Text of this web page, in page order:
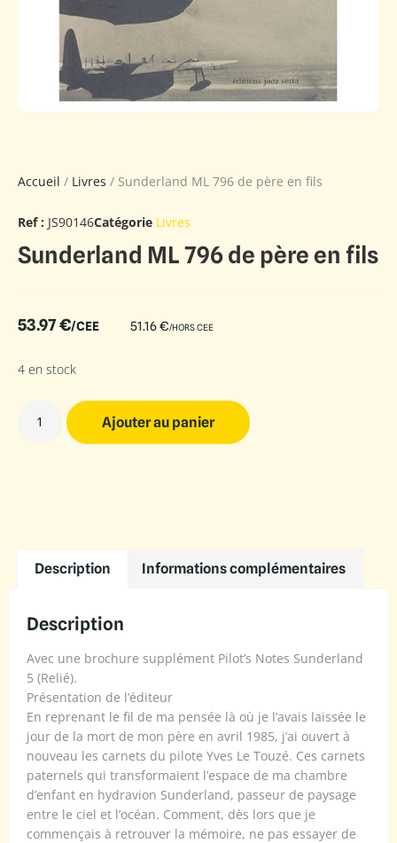
Accueil / Livres / Sunderland ML 796 de père en fils
Ref : JS90146Catégorie Livres
Sunderland ML 796 de père en fils
53.97€/CEE 51.16€/HORS CEE
4 en stock
Ajouter au panier
Description Informations complémentaires
Description
Avec une brochure supplément Pilot’s Notes Sunderland
5 (Relié).
Présentation de l’éditeur
En reprenant le fil de ma pensée là où je l’avais laissée le
jour de la mort de mon père en avril 1985, j’ai ouvert à
nouveau les carnets du pilote Yves Le Touzé. Ces carnets
paternels qui transformaient l’espace de ma chambre
d’enfant en hydravion Sunderland, passeur de paysage
entre le ciel et l’océan. Comment, dès lors que je
commençais à retrouver la mémoire, ne pas essayer de